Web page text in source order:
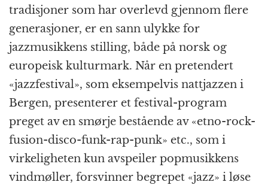
tradisjoner som har overlevd gjennom flere
generasjoner, er en sann ulykke for
jazzmusikkens stilling, både på norsk og
europeisk kulturmark. Når en pretendert
«jazzfestival», som eksempelvis nattjazzen i
Bergen, presenterer et festival-program
preget av en smørje bestående av «etno-rock-
fusion-disco-funk-rap-punk» etc., som i
virkeligheten kun avspeiler popmusikkens
vindmøller, forsvinner begrepet «jazz» i løse